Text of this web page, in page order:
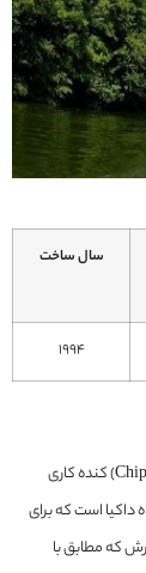
سال ساخت
1994
مجسمه صخره ای دسبالوس (رومانیایی: Chipul regelui dac Decebal) کنده کاری
آخرین پادشاه داکیا است که برای
که مطابق با